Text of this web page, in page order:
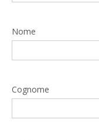
Nome
Cognome